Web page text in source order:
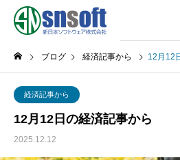
ブログ 経済記事から 12月12
経済記事から
12月12日の経済記事から
2025.12.12